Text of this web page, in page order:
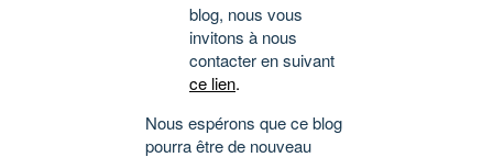
blog, nous vous
invitons à nous
contacter en suivant
ce lien.
Nous espérons que ce blog
pourra être de nouveau